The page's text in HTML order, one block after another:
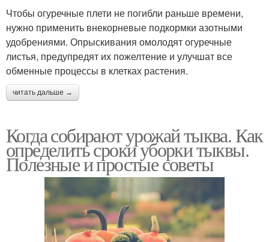
Чтобы огуречные плети не погибли раньше времени,
нужно применить внекорневые подкормки азотными
удобрениями. Опрыскивания омолодят огуречные
листья, предупредят их пожелтение и улучшат все
обменные процессы в клетках растения.
читать дальше →
Когда собирают урожай тыква. Как
определить сроки уборки тыквы.
Полезные и простые советы